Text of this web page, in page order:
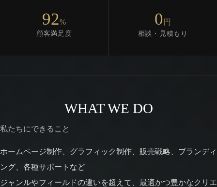
92%
顧客満足度
0 円
相談・見積もり
WHAT WE DO
私たちにできること
ホームページ制作、グラフィック制作、販売戦略、ブランディ
ング、各種サポートなど
ジャンルやフィールドの違いを超えて、最適かつ豊かなクリエ